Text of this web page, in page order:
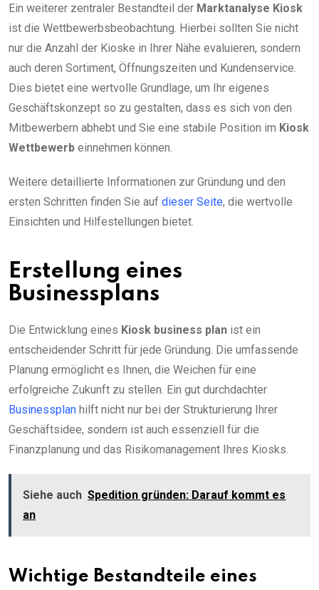
Ein weiterer zentraler Bestandteil der Marktanalyse Kiosk
ist die Wettbewerbsbeobachtung. Hierbei sollten Sie nicht
nur die Anzahl der Kioske in Ihrer Nähe evaluieren, sondern
auch deren Sortiment, Öffnungszeiten und Kundenservice.
Dies bietet eine wertvolle Grundlage, um Ihr eigenes
Geschäftskonzept so zu gestalten, dass es sich von den
Mitbewerbern abhebt und Sie eine stabile Position im Kiosk
Wettbewerb einnehmen können.
Weitere detaillierte Informationen zur Gründung und den
ersten Schritten finden Sie auf dieser Seite, die wertvolle
Einsichten und Hilfestellungen bietet.
Erstellung eines
Businessplans
Die Entwicklung eines Kiosk business plan ist ein
entscheidender Schritt für jede Gründung. Die umfassende
Planung ermöglicht es Ihnen, die Weichen für eine
erfolgreiche Zukunft zu stellen. Ein gut durchdachter
Businessplan hilft nicht nur bei der Strukturierung Ihrer
Geschäftsidee, sondern ist auch essenziell für die
Finanzplanung und das Risikomanagement Ihres Kiosks.
Siehe auch Spedition gründen: Darauf kommt es
an
Wichtige Bestandteile eines